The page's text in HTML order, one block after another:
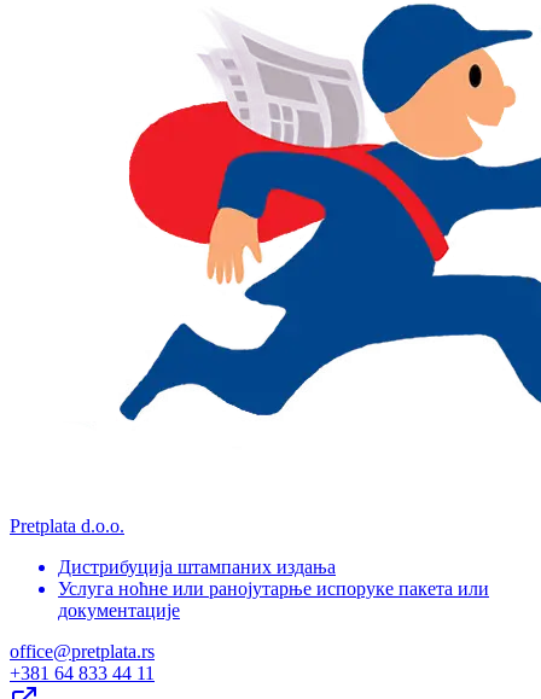
Pretplata d.o.o.
Дистрибуција штампаних издања
Услуга ноћне или ранојутарње испоруке пакета или
документације
office@pretplata.rs
+381 64 833 44 11